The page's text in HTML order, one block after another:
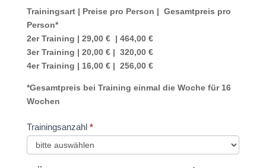
Trainingsart | Preise pro Person | Gesamtpreis pro
Person*
2er Training | 29,00 € | 464,00 €
3er Training | 20,00 € | 320,00 €
4er Training | 16,00 € | 256,00 €
*Gesamtpreis bei Training einmal die Woche für 16
Wochen
Trainingsanzahl *